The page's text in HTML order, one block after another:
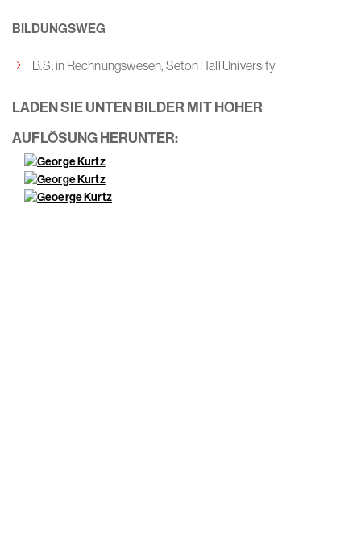
BILDUNGSWEG
B.S. in Rechnungswesen, Seton Hall University
LADEN SIE UNTEN BILDER MIT HOHER
AUFLÖSUNG HERUNTER: